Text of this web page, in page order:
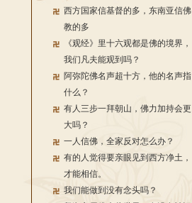
西方国家信基督的多，东南亚信佛
教的多
《观经》里十六观都是佛的境界，
我们凡夫能观到吗？
阿弥陀佛名声超十方，他的名声指
什么？
有人三步一拜朝山，佛力加持会更
大吗？
一人信佛，全家反对怎么办？
有的人觉得要亲眼见到西方净土，
才能相信。
我们能做到没有念头吗？